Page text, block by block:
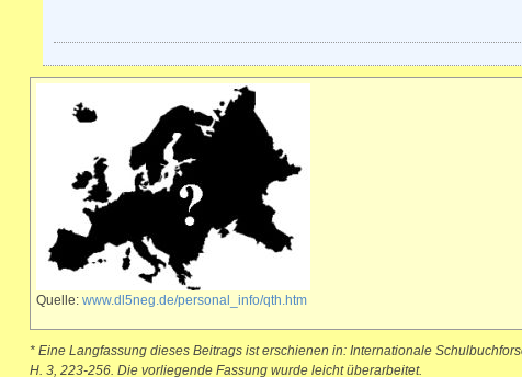
Quelle: www.dl5neg.de/personal_info/qth.htm
* Eine Langfassung dieses Beitrags ist erschienen in: Internationale
H. 3, 223-256. Die vorliegende Fassung wurde leicht überarbeitet.